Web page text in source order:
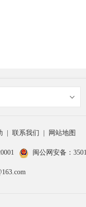
联系我们 网站地图
闽公网安备：